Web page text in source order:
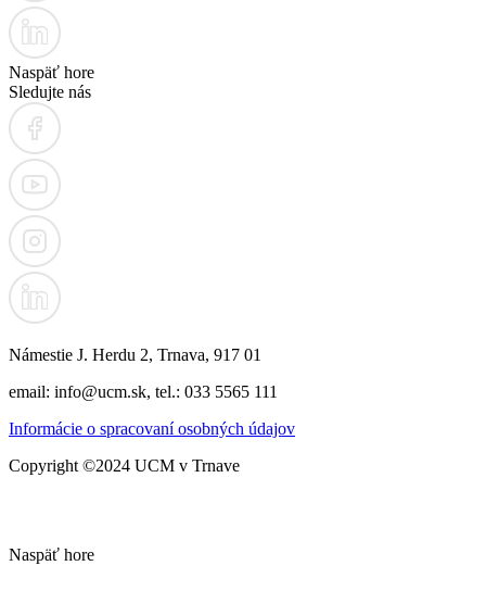
Naspäť hore
Sledujte nás
Námestie J. Herdu 2, Trnava, 917 01
email: info@ucm.sk, tel.: 033 5565 111
Informácie o spracovaní osobných údajov
Copyright ©2024 UCM v Trnave
Naspäť hore